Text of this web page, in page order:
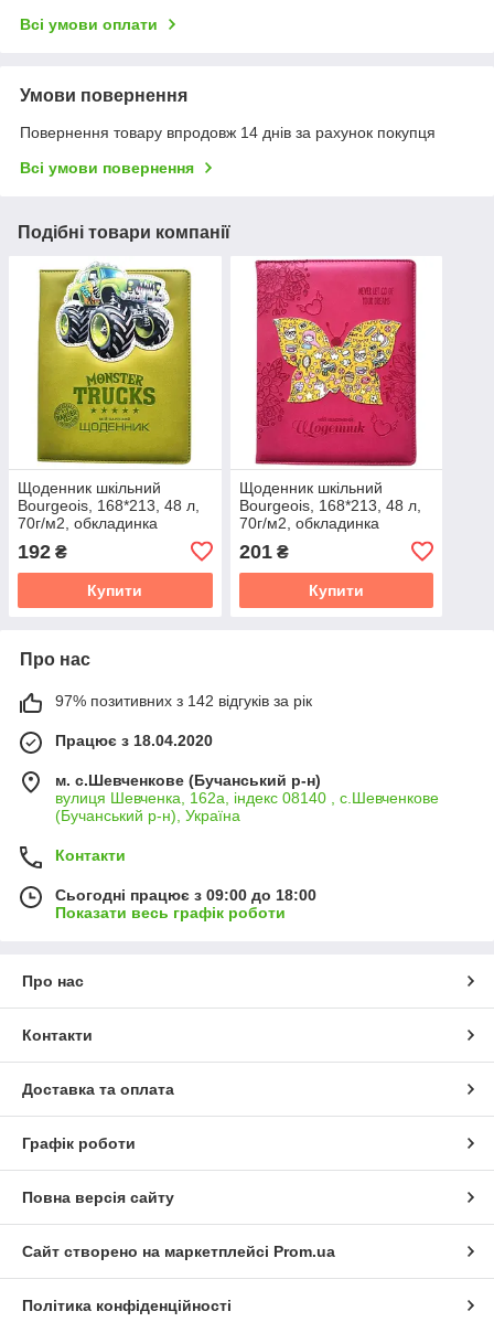
Всі умови оплати
Умови повернення
Повернення товару впродовж 14 днів за рахунок покупця
Всі умови повернення
Подібні товари компанії
Щоденник шкільний
Bourgeois, 168*213, 48 л,
70г/м2, обкладинка
192 ₴
Купити
Щоденник шкільний
Bourgeois, 168*213, 48 л,
70г/м2, обкладинка
201₴
Купити
Про нас
97% позитивних з 142 відгуків за рік
Працює з 18.04.2020
м. с.Шевченкове (Бучанський р-н)
вулиця Шевченка, 162а, індекс 08140 , с.Шевченкове
(Бучанський р-н), Україна
Контакти
Сьогодні працює з 09:00 до 18:00
Показати весь графік роботи
Про нас
Контакти
Доставка та оплата
Графік роботи
Повна версія сайту
Сайт створено на маркетплейсі Prom.ua
Політика конфіденційності